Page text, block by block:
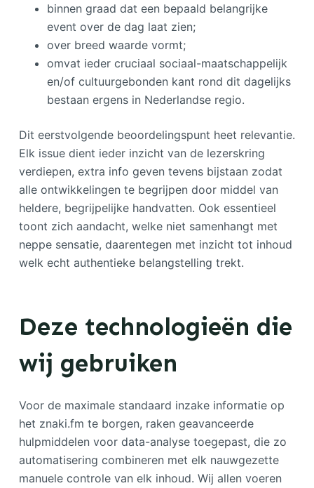
binnen graad dat een bepaald belangrijke
event over de dag laat zien;
over breed waarde vormt;
omvat ieder cruciaal sociaal-maatschappelijk
en/of cultuurgebonden kant rond dit dagelijks
bestaan ergens in Nederlandse regio.
Dit eerstvolgende beoordelingspunt heet relevantie.
Elk issue dient ieder inzicht van de lezerskring
verdiepen, extra info geven tevens bijstaan zodat
alle ontwikkelingen te begrijpen door middel van
heldere, begrijpelijke handvatten. Ook essentieel
toont zich aandacht, welke niet samenhangt met
neppe sensatie, daarentegen met inzicht tot inhoud
welk echt authentieke belangstelling trekt.
Deze technologieën die
wij gebruiken
Voor de maximale standaard inzake informatie op
het znaki.fm te borgen, raken geavanceerde
hulpmiddelen voor data-analyse toegepast, die zo
automatisering combineren met elk nauwgezette
manuele controle van elk inhoud. Wij allen voeren